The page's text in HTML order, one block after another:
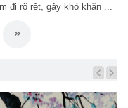
đi rõ rệt, gây khó khăn ...